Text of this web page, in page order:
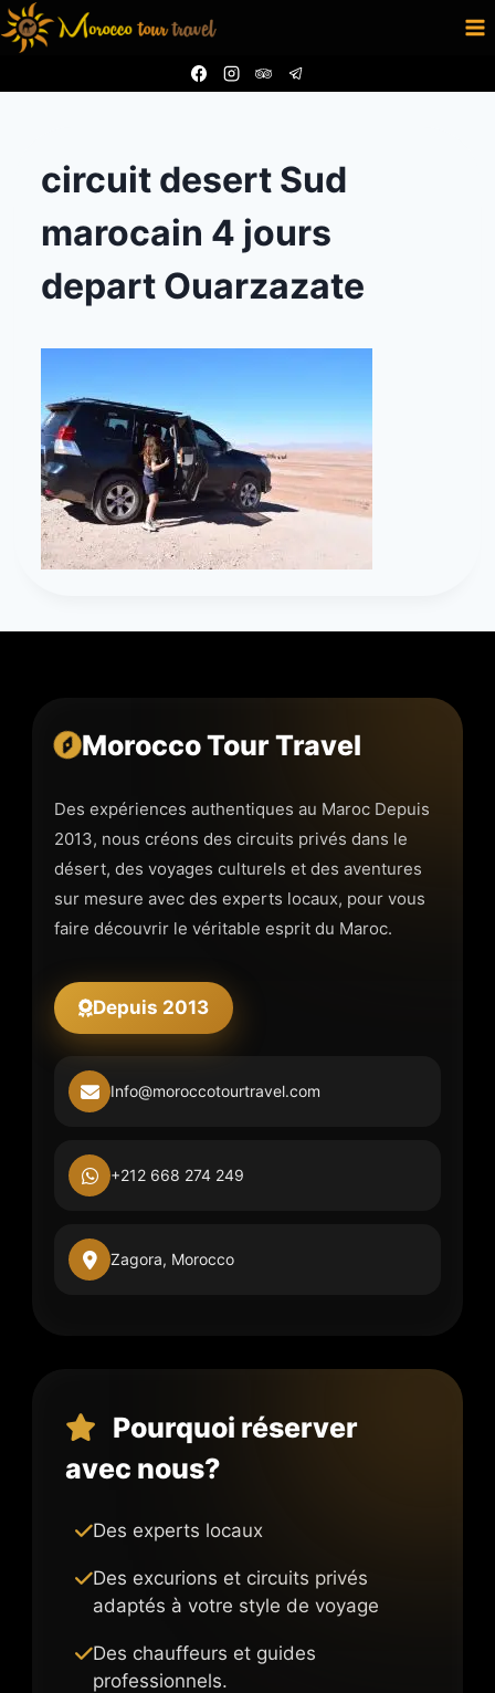
Aller
au
circuit desert Sud
marocain 4 jours
depart Ouarzazate
Morocco Tour Travel
Des expériences authentiques au Maroc Depuis
2013, nous créons des circuits privés dans le
désert, des voyages culturels et des aventures
sur mesure avec des experts locaux, pour vous
faire découvrir le véritable esprit du Maroc.
Depuis 2013
Info@moroccotourtravel.com
+212 668 274 249
Zagora, Morocco
Pourquoi réserver
avec nous?
Des experts locaux
Des excurions et circuits privés
adaptés à votre style de voyage
Des chauffeurs et guides
professionnels.